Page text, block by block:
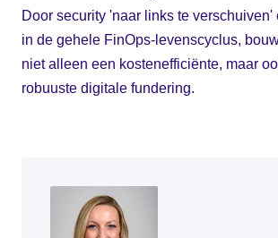
Door security 'naar links te verschuiven'
in de gehele FinOps-levenscyclus,
niet alleen een kostenefficiënte, maar
robuuste digitale fundering.